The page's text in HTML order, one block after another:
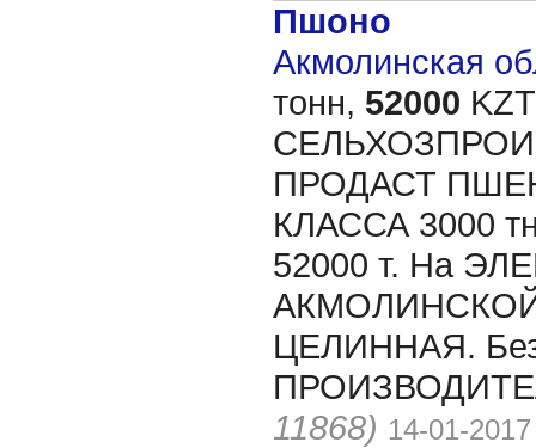
Пшоно
Акмолинская
тонн, 52000
ПРОДАСТ
КЛАССА 3000
52000 т. На
ЦЕЛИННАЯ.
11868) 14-01-2017